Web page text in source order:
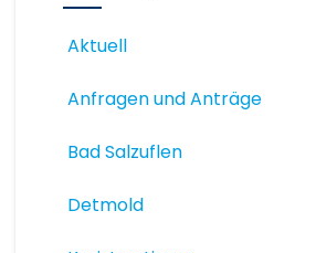
Aktuell
Anfragen und Anträge
Bad Salzuflen
Detmold